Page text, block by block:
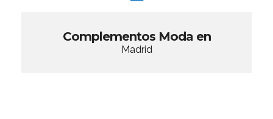
Complementos Moda en
Madrid